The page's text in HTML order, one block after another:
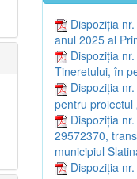
Dispoziția
anul 2025 al
Dispoziția
Tineretului, în
Dispoziția
pentru proiectul
Dispoziția
29572370,
municipiul
Dispoziția